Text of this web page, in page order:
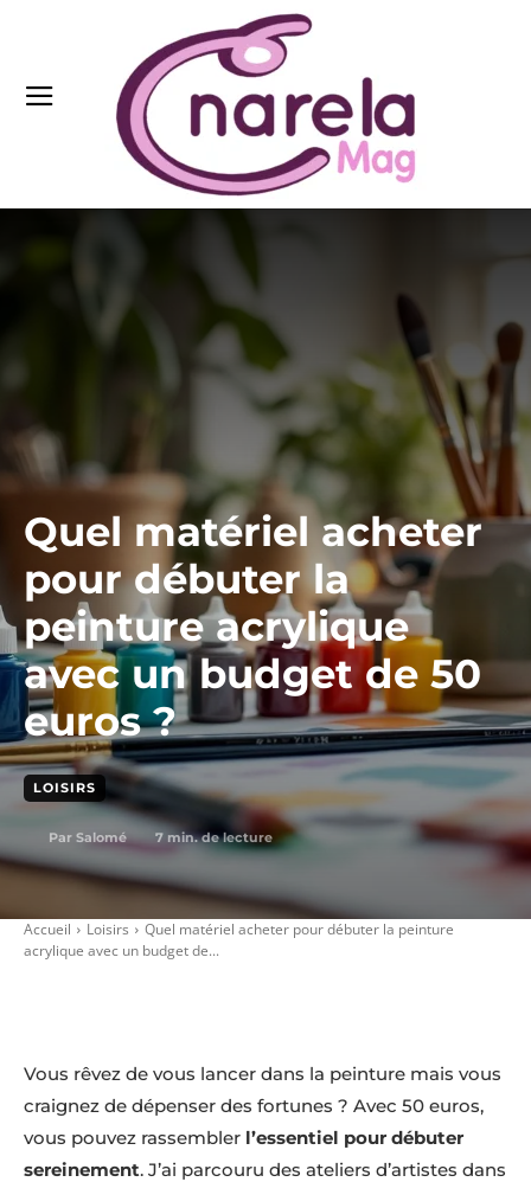
Quel matériel acheter
pour débuter la
peinture acrylique
avec un budget de 50
euros ?
LOISIRS
Par Salomé 7 min. de lecture
Accueil Loisirs
Quel matériel acheter pour débuter la peinture
acrylique avec un budget de...
Vous rêvez de vous lancer dans la peinture mais vous
craignez de dépenser des fortunes ? Avec 50 euros,
vous pouvez rassembler l’essentiel pour débuter
sereinement. J’ai parcouru des ateliers d’artistes dans